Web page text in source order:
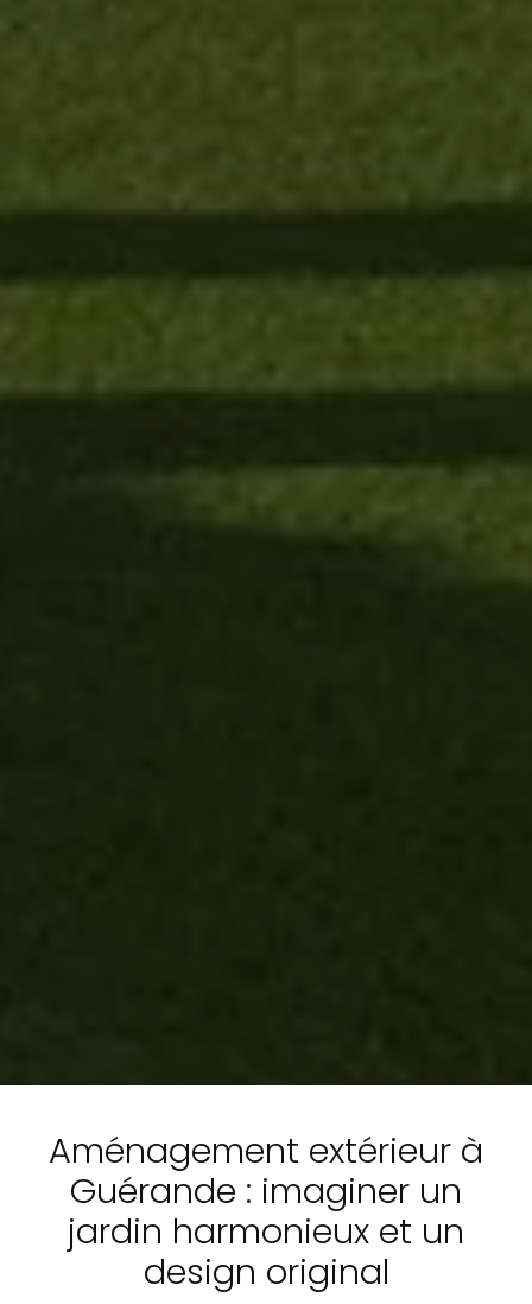
Aménagement extérieur à
Guérande : imaginer un
jardin harmonieux et un
design original